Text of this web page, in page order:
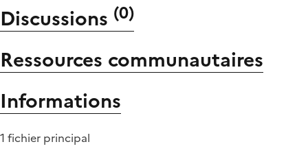
Discussions (0)
Ressources communautaires
Informations
1 fichier principal